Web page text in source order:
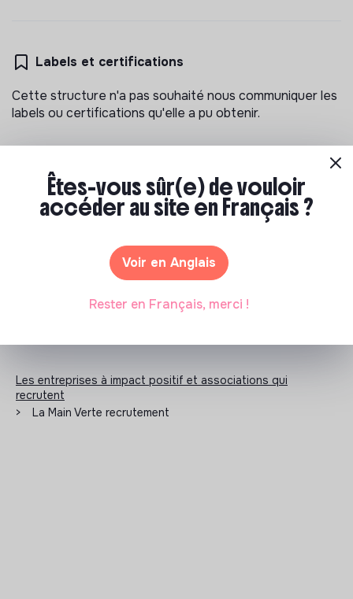
Labels et certifications
Cette structure n'a pas souhaité nous communiquer les
labels ou certifications qu'elle a pu obtenir.
Documents
Les entreprises à impact positif et associations qui
recrutent
>
La Main Verte recrutement
Êtes-vous sûr(e) de vouloir
accéder au site en Français ?
Voir en Anglais
Rester en Français, merci !